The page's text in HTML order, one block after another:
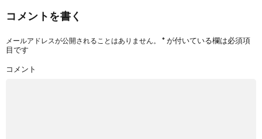
コメントを書く
メールアドレスが公開されることはありません。 *が付いている欄は必須項
目です
コメント